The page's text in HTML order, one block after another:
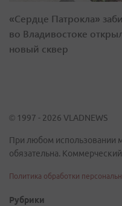
«Сердце Патрокла»
во Владивостоке
новый сквер
© 1997 - 2026 VLADNEWS
При любом использовании
обязательна.
Политика обработки
Рубрики